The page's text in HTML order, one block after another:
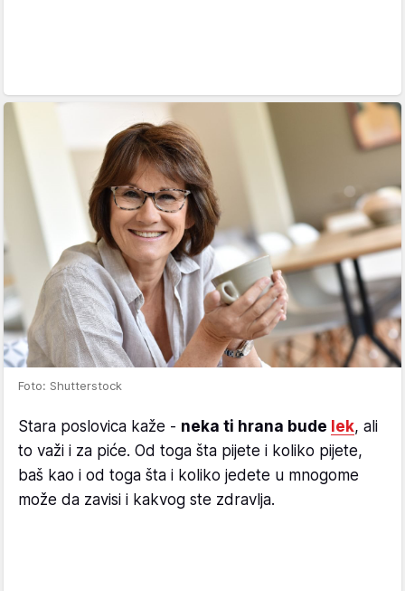
Foto: Shutterstock
Stara poslovica kaže - neka ti hrana bude lek, ali
to važi i za piće. Od toga šta pijete i koliko pijete,
baš kao i od toga šta i koliko jedete u mnogome
može da zavisi i kakvog ste zdravlja.